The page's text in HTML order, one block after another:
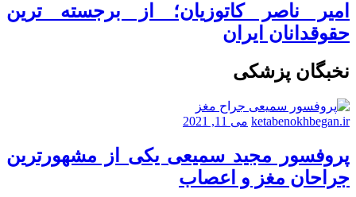
امیر ناصر کاتوزیان؛ از برجسته ترین
حقوقدانان ایران
نخبگان پزشکی
ketabenokhbegan.ir می 11, 2021
پروفسور مجید سمیعی یکی از مشهورترین
جراحان مغز و اعصاب